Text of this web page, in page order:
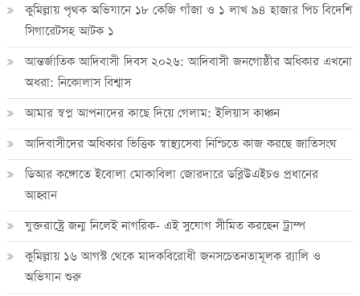
কুমিল্লায় পৃথক অভিযানে ১৮ কেজি গাঁজা ও ১ লাখ ৯৪ হাজার পিচ বিদেশি
সিগারেটসহ আটক ১
আন্তর্জাতিক আদিবাসী দিবস ২০২৬: আদিবাসী জনগোষ্ঠীর অধিকার এখনো
অধরা: নিকোলাস বিশ্বাস
আমার স্বপ্ন আপনাদের কাছে দিয়ে গেলাম: ইলিয়াস কাঞ্চন
আদিবাসীদের অধিকার ভিত্তিক স্বাস্থ্যসেবা নিশ্চিতে কাজ করছে জাতিসংঘ
ডিআর কঙ্গোতে ইবোলা মোকাবিলা জোরদারে ডব্লিউএইচও প্রধানের
আহ্বান
যুক্তরাষ্ট্রে জন্ম নিলেই নাগরিক- এই সুযোগ সীমিত করছেন ট্রাম্প
কুমিল্লায় ১৬ আগস্ট থেকে মাদকবিরোধী জনসচেতনতামূলক র‍্যালি ও
অভিযান শুরু